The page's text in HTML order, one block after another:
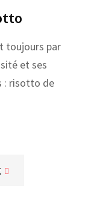
toujours par
et ses
: risotto de